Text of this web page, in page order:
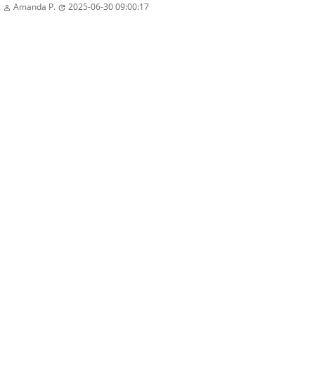
 Amanda P.  2025-06-30 09:00:17